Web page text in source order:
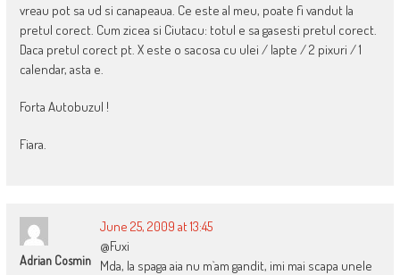
vreau pot sa ud si canapeaua. Ce este al meu, poate fi vandut la
pretul corect. Cum zicea si Ciutacu: totul e sa gasesti pretul corect.
Daca pretul corect pt. X este o sacosa cu ulei / lapte / 2 pixuri / 1
calendar, asta e.
Forta Autobuzul !
Fiara.
Adrian Cosmin
June 25, 2009 at 13:45
@Fuxi
Mda, la spaga aia nu m`am gandit, imi mai scapa unele